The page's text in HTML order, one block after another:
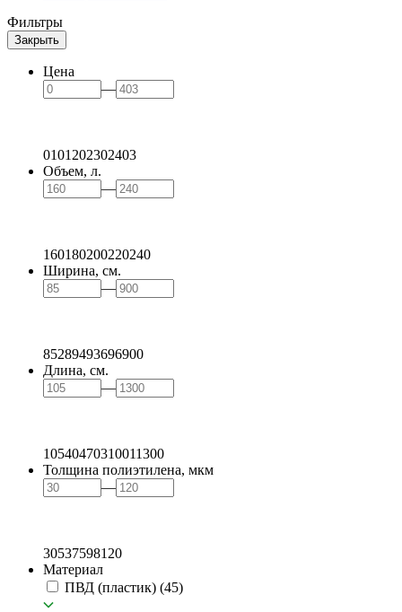
Фильтры
Закрыть
Цена
—
0101 202302403
Объем, л.
—
160180200220240
Ширина, см.
—
85289493696900
Длина, см.
—
10540470310011300
Толщина полиэтилена, мкм
—
30537598120
Материал
ПВД (пластик) (45)